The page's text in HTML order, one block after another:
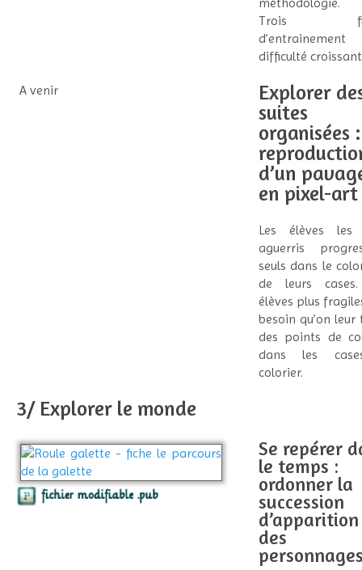
Trois
difficulté
A venir
Explorer
suites
organisées
d’un
en pixel-art
Les élèves les
aguerris
seuls dans le
de leurs
élèves plus
besoin qu’on leur
des points de
dans les
colorier.
3/ Explorer le monde
Se repérer
le temps :
ordonner la
succession
d’apparition
des